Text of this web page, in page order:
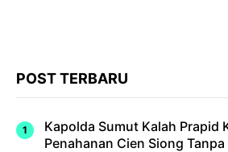
POST TERBARU
Kapolda Sumut Kalah Prapid
Penahanan Cien Siong